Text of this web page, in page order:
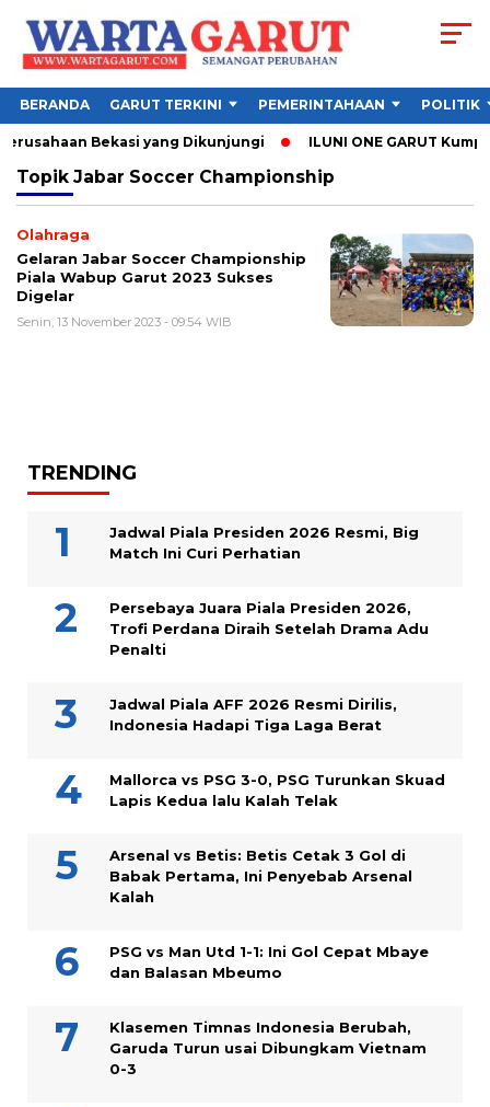
BERANDA GARUT TERKINI PEMERINTAHAAN POLITIK
Bekasi yang Dikunjungi ILUNI ONE GARUT
Topik Jabar Soccer Championship
Olahraga
Gelaran Jabar Soccer Championship
Piala Wabup Garut 2023 Sukses
Digelar
Senin, 13 November 2023 - 09:54 WIB
TRENDING
Jadwal Piala Presiden 2026 Resmi, Big
Match Ini Curi Perhatian
Persebaya Juara Piala Presiden 2026,
Trofi Perdana Diraih Setelah Drama Adu
Penalti
Jadwal Piala AFF 2026 Resmi Dirilis,
Indonesia Hadapi Tiga Laga Berat
Mallorca vs PSG 3-0, PSG Turunkan Skuad
Lapis Kedua lalu Kalah Telak
Arsenal vs Betis: Betis Cetak 3 Gol di
Babak Pertama, Ini Penyebab Arsenal
Kalah
PSG vs Man Utd 1-1: Ini Gol Cepat Mbaye
dan Balasan Mbeumo
Klasemen Timnas Indonesia Berubah,
Garuda Turun usai Dibungkam Vietnam
0-3